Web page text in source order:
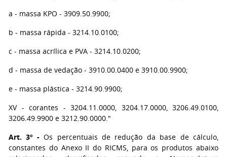
a - massa KPO - 3909.50.9900;
b - massa rápida - 3214.10.0100;
c - massa acrílica e PVA - 3214.10.0200;
d - massa de vedação - 3910.00.0400 e 3910.00.9900;
e - massa plástica - 3214.90.9900;
XV - corantes - 3204.11.0000, 3204.17.0000, 3206.49.0100,
3206.49.9900 e 3212.90.0000."
Art. 3º -Os percentuais de redução da base de cálculo,
constantes do Anexo II do RICMS, para os produtos abaixo